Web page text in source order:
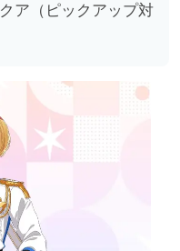
ア（ピックアップ対